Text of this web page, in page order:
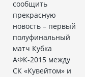
сообщить
прекрасную
новость – первый
полуфинальный
матч Кубка
АФК-2015 между
СК «Кувейтом» и